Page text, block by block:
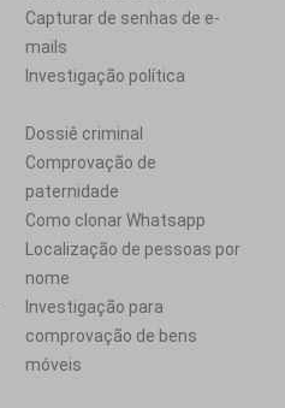
Capturar de senhas de e-
mails
Investigação política
Dossiê criminal
Comprovação de
paternidade
Como clonar Whatsapp
Localização de pessoas por
nome
Investigação para
comprovação de bens
móveis